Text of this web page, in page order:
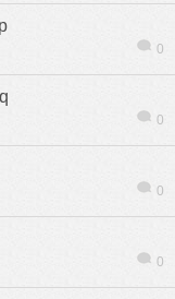
0
0
0
0